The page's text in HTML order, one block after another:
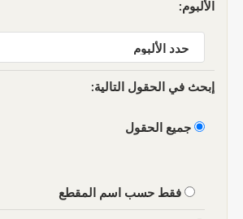
الألبوم:
إبحث في الحقول التالية:
جميع الحقول
فقط حسب اسم المقطع